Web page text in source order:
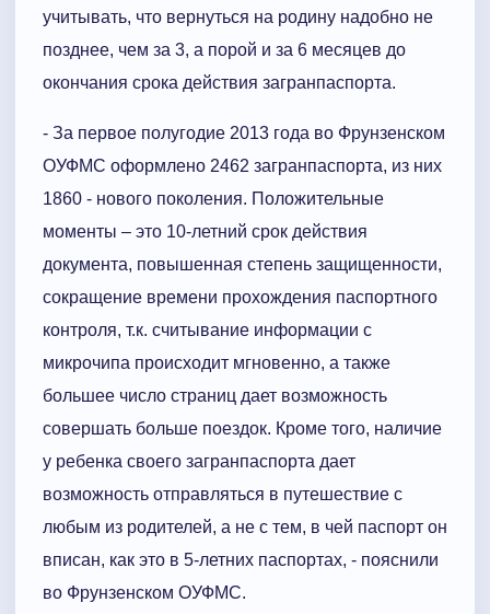
учитывать, что вернуться на родину надобно не
позднее, чем за 3, а порой и за 6 месяцев до
окончания срока действия загранпаспорта.
- За первое полугодие 2013 года во Фрунзенском
ОУФМС оформлено 2462 загранпаспорта, из них
1860 - нового поколения. Положительные
моменты – это 10-летний срок действия
документа, повышенная степень защищенности,
сокращение времени прохождения паспортного
контроля, т.к. считывание информации с
микрочипа происходит мгновенно, а также
большее число страниц дает возможность
совершать больше поездок. Кроме того, наличие
у ребенка своего загранпаспорта дает
возможность отправляться в путешествие с
любым из родителей, а не с тем, в чей паспорт он
вписан, как это в 5-летних паспортах, - пояснили
во Фрунзенском ОУФМС.